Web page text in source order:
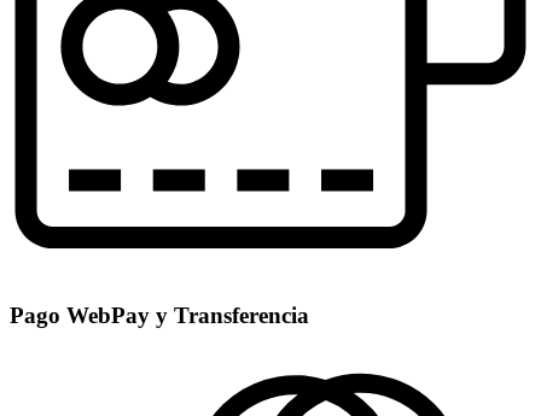
Pago WebPay y Transferencia